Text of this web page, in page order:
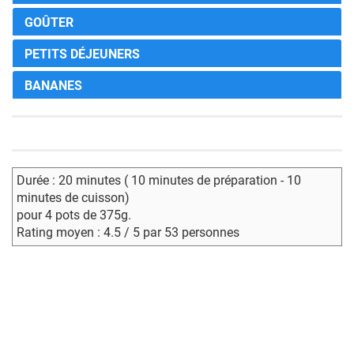
GOÛTER
PETITS DÉJEUNERS
BANANES
Durée : 20 minutes ( 10 minutes de préparation - 10
minutes de cuisson)
pour 4 pots de 375g.
Rating moyen : 4.5 / 5 par 53 personnes